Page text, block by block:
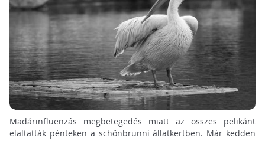
Madárinfluenzás megbetegedés miatt az összes pelikánt
elaltatták pénteken a schönbrunni állatkertben. Már kedden